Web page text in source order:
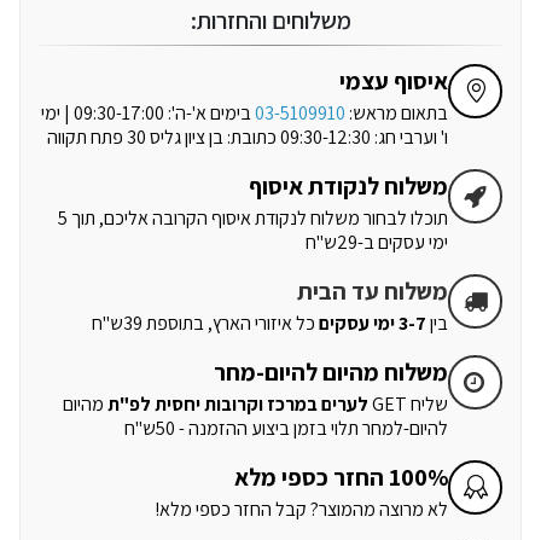
משלוחים והחזרות:
איסוף עצמי
בתאום מראש: 03-5109910
בימים א'-ה': 09:30-17:00 | ימי
ו' וערבי חג: 09:30-12:30 כתובת: בן ציון גליס 30 פתח תקווה
משלוח לנקודת איסוף
תוכלו לבחור משלוח לנקודת איסוף הקרובה אליכם, תוך 5
ימי עסקים ב-29ש"ח
משלוח עד הבית
בין3-7 ימי עסקים כל איזורי הארץ, בתוספת 39ש"ח
משלוח מהיום להיום-מחר
שליח GET לערים במרכז וקרובות יחסית לפ"תמהיום
להיום-למחר תלוי בזמן ביצוע ההזמנה - 50ש"ח
100% החזר כספי מלא
לא מרוצה מהמוצר? קבל החזר כספי מלא!